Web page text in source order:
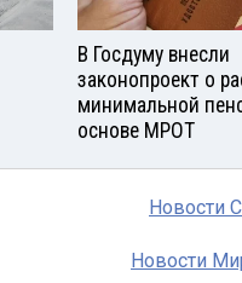
В Госдуму внесли
законопроект о
минимальной
основе МРОТ
Новости
Новости